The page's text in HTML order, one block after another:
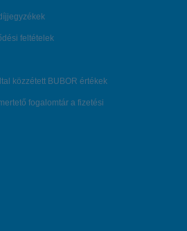
feltételek
közzétett BUBOR értékek
fogalomtár a fizetési